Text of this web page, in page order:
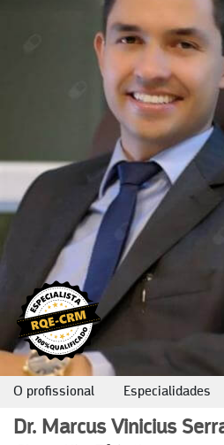
O profissional Especialidades
Dr. Marcus Vinicius